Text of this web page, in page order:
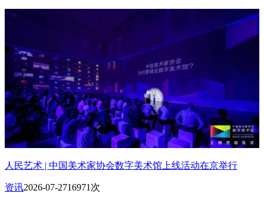
人民艺术 | 中国美术家协会数字美术馆上线活动在京举行
资讯2026-07-2716971次